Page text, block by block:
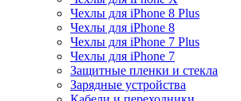
Чехлы для iPhone 8 Plus
Чехлы для iPhone 8
Чехлы для iPhone 7 Plus
Чехлы для iPhone 7
Защитные пленки и стекла
Зарядные устройства